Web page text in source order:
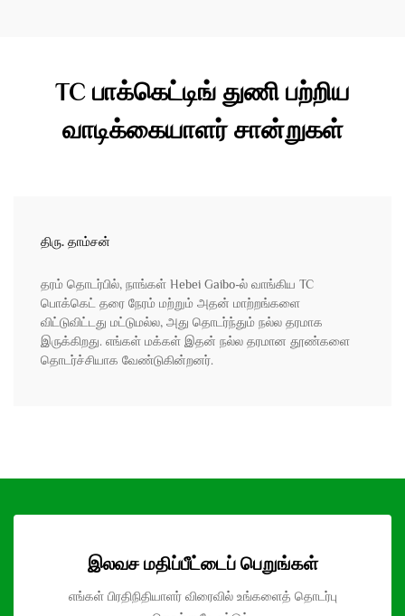
TC பாக்கெட்டிங் துணி பற்றிய
வாடிக்கையாளர் சான்றுகள்
திரு. தாம்சன்
தரம் தொடர்பில், நாங்கள் Hebei Gaibo-ல் வாங்கிய TC
பொக்கெட் தரை நேரம் மற்றும் அதன் மாற்றங்களை
விட்டுவிட்டது மட்டுமல்ல, அது தொடர்ந்தும் நல்ல தரமாக
இருக்கிறது. எங்கள் மக்கள் இதன் நல்ல தரமான தூண்களை
தொடர்ச்சியாக வேண்டுகின்றனர்.
இலவச மதிப்பீட்டைப் பெறுங்கள்
எங்கள் பிரதிநிதியாளர் விரைவில் உங்களைத் தொடர்பு